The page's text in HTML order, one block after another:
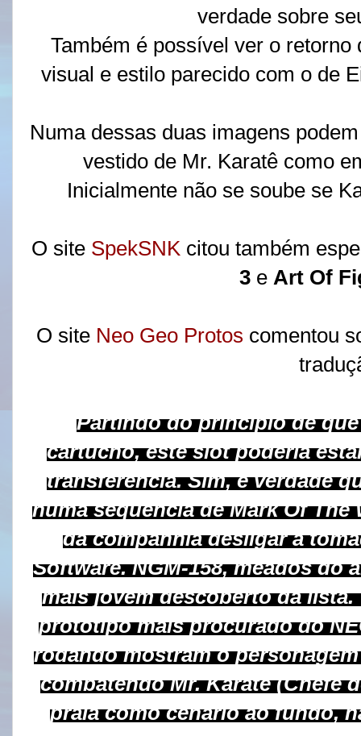
verdade sobre
Também é possível ver o
visual e estilo parecido com o de
Numa dessas duas imagens
vestido de Mr. Karatê como
Inicialmente não se soube se
O site SpekSNK citou também
3 e Art Of
O site Neo Geo Protos comentou
Partindo do princípio de
cartucho, este slot poderia
transferência. Sim, é verdade
numa sequência de Mark Of The
da companhia desligar a
Software. NGM-158, meados do
mais jovem descoberto da
protótipo mais procurado do
rodando mostram o
combatendo Mr. Karate (Chefe
praia como cenário ao fundo,